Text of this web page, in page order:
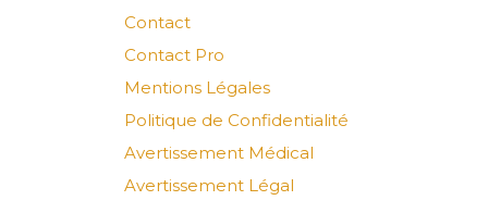
Contact
Contact Pro
Mentions Légales
Politique de Confidentialité
Avertissement Médical
Avertissement Légal